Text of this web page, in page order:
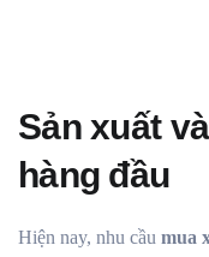
Sản xuất
hàng đầu
Hiện nay, nhu cầu mua